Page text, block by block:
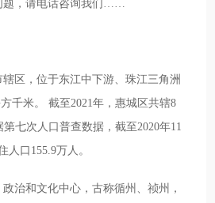
题，请电话咨询我们……
区，位于东江中下游、珠江三角洲
千米。 截至2021年，惠城区共辖8
七次人口普查数据，截至2020年11
人口155.9万人。
治和文化中心，古称循州、祯州，